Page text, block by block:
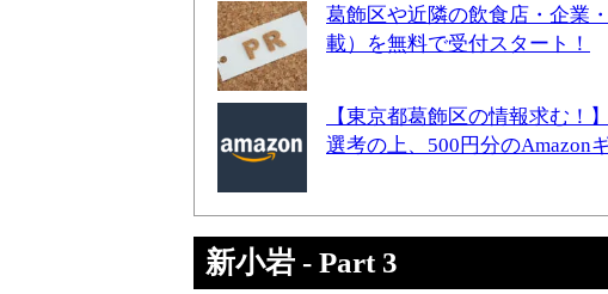
葛飾区や近隣の飲食店・企業
載）を無料で受付スタート！
【東京都葛飾区の情報求む！
選考の上、500円分のAmazon
新小岩 - Part 3